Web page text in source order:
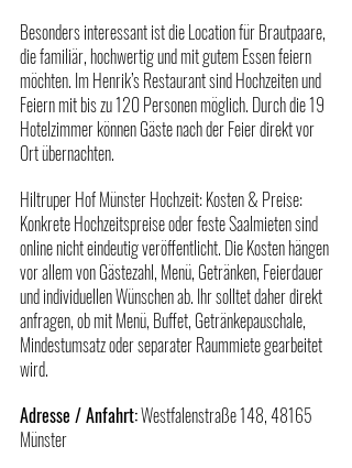
Besonders interessant ist die Location für Brautpaare,
die familiär, hochwertig und mit gutem Essen feiern
möchten. Im Henrik’s Restaurant sind Hochzeiten und
Feiern mit bis zu 120 Personen möglich. Durch die 19
Hotelzimmer können Gäste nach der Feier direkt vor
Ort übernachten.
Hiltruper Hof Münster Hochzeit: Kosten & Preise:
Konkrete Hochzeitspreise oder feste Saalmieten sind
online nicht eindeutig veröffentlicht. Die Kosten hängen
vor allem von Gästezahl, Menü, Getränken, Feierdauer
und individuellen Wünschen ab. Ihr solltet daher direkt
anfragen, ob mit Menü, Buffet, Getränkepauschale,
Mindestumsatz oder separater Raummiete gearbeitet
wird.
Adresse / Anfahrt: Westfalenstraße 148, 48165
Münster